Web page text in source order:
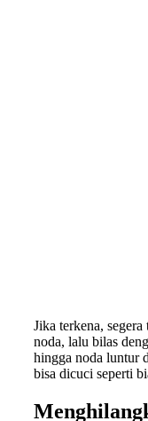
Jika terkena,
noda, lalu bilas
hingga noda luntur
bisa dicuci seperti